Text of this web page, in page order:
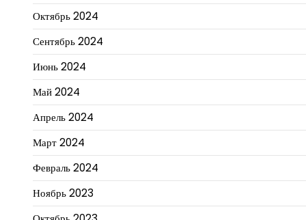
Октябрь 2024
Сентябрь 2024
Июнь 2024
Май 2024
Апрель 2024
Март 2024
Февраль 2024
Ноябрь 2023